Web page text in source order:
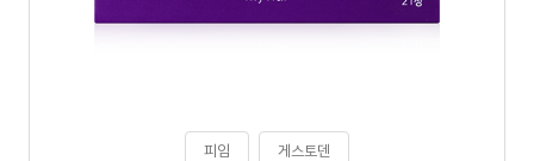
피임 게스토덴